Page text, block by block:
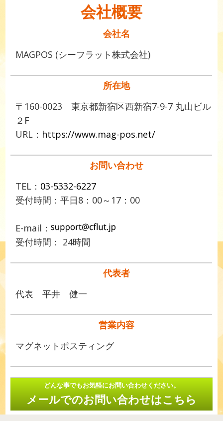
会社概要
会社名
MAGPOS (シーフラット株式会社)
所在地
〒160-0023 東京都新宿区西新宿7-9-7 丸山ビル
２F
URL： https://www.mag-pos.net/
お問い合わせ
TEL： 03-5332-6227
受付時間：平日8：00～17：00
E-mail：
受付時間： 24時間
代表者
代表 平井 健一
営業内容
マグネットポスティング
どんな事でもお気軽にお問い合わせください。
メールでのお問い合わせはこちら